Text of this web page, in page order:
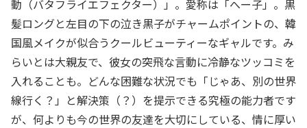
動（バタフライエフェクター）」。愛称は「へー子」。黒
髪ロングと左目の下の泣き黒子がチャームポイントの、韓
国風メイクが似合うクールビューティーなギャルです。み
らいとは大親友で、彼女の突飛な言動に冷静なツッコミを
入れることも。どんな困難な状況でも「じゃあ、別の世界
線行く？」と解決策（？）を提示できる究極の能力者です
が、何よりも今の世界の友達を大切にしている、情に厚い